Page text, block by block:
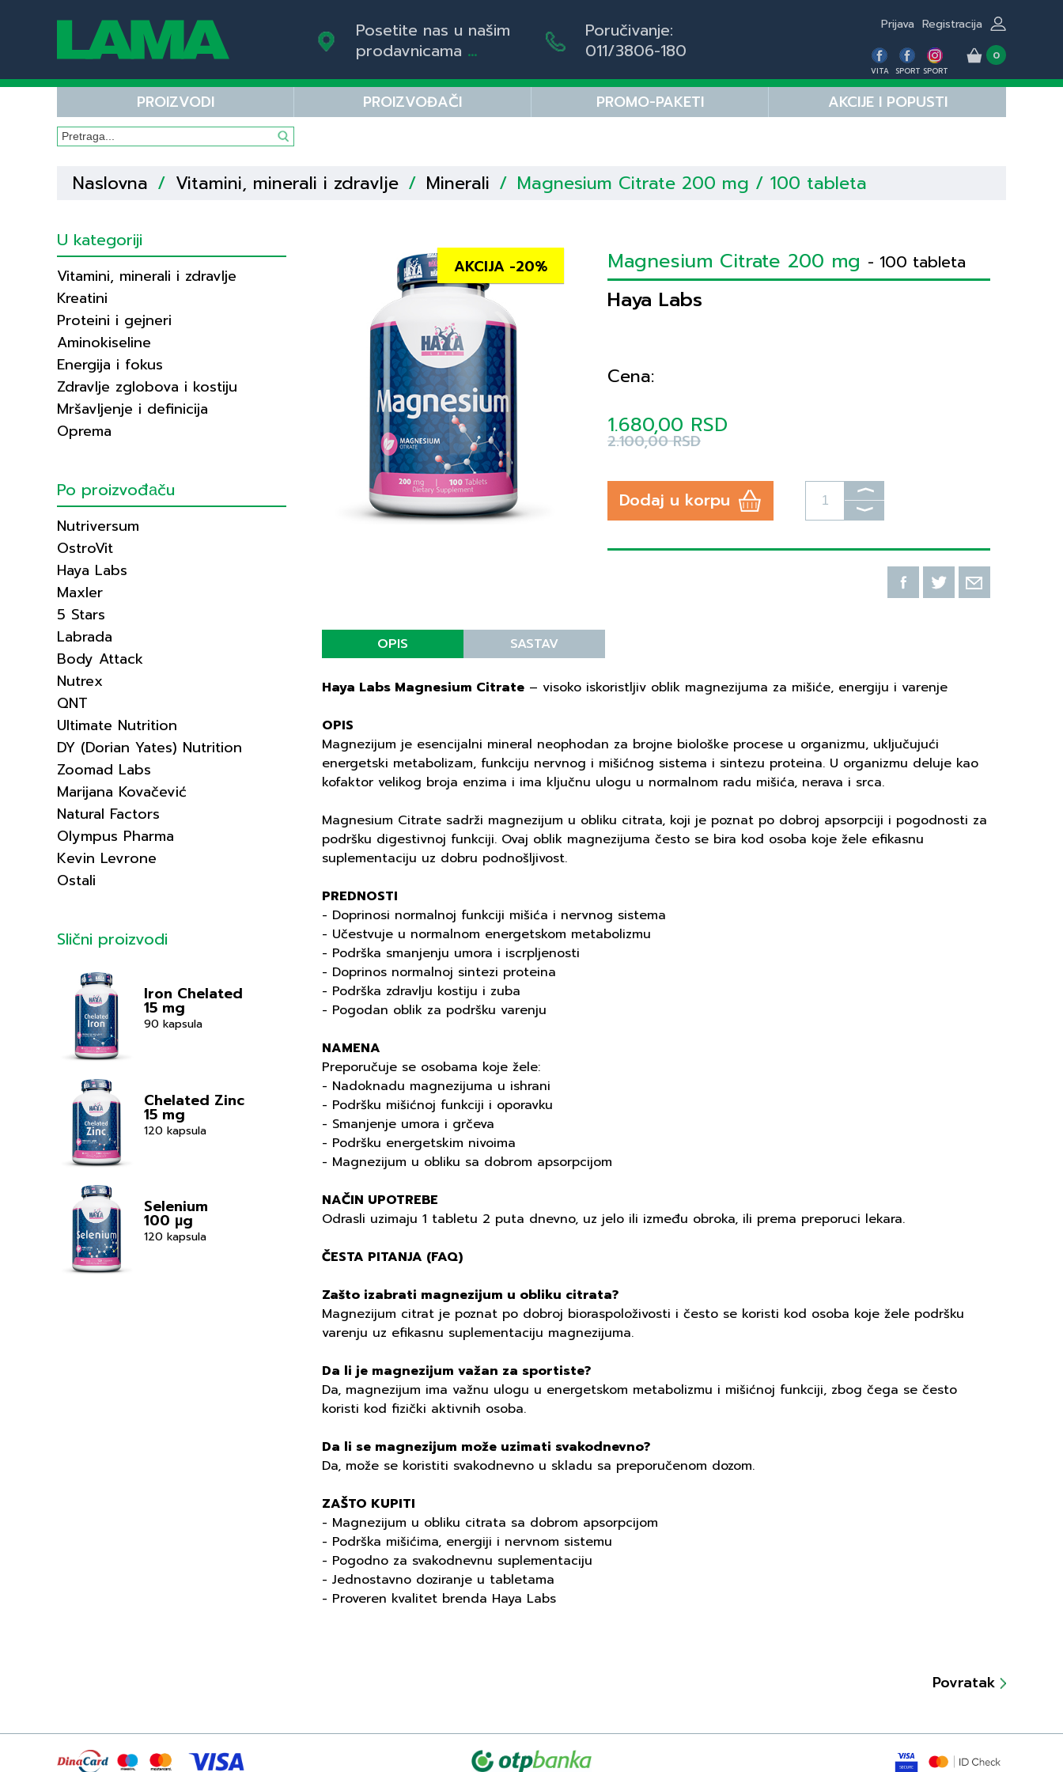
Posetite nas u našim
prodavnicama ...
Poručivanje:
011/3806-180
Registracija
Prijava
VITA SPORT SPORT
0
PROIZVODI PROIZVOĐAČI PROMO-PAKETI AKCIJE I POPUSTI
Naslovna / Vitamini, minerali i zdravlje / Minerali / Magnesium Citrate 200 mg / 100 tableta
U kategoriji
Vitamini, minerali i zdravlje
Kreatini
Proteini i gejneri
Aminokiseline
Energija i fokus
Zdravlje zglobova i kostiju
Mršavljenje i definicija
Oprema
Po proizvođаču
Nutriversum
OstroVit
Haya Labs
Maxler
5 Stars
Labrada
Body Attack
Nutrex
QNT
Ultimate Nutrition
DY (Dorian Yates) Nutrition
Zoomad Labs
Marijana Kovačević
Natural Factors
Olympus Pharma
Kevin Levrone
Ostali
Slični proizvodi
Iron Chelated
15 mg
90 kapsula
Chelated Zinc
15 mg
120 kapsula
Selenium
100 µg
120 kapsula
AKCIJA -20% Magnesium Citrate 200 mg - 100 tableta
Haya Labs
Cena:
2.100,00 RSD
1.680,00 RSD
Dodaj u korpu ⟩
⟩
OPIS SASTAV
Haya Labs Magnesium Citrate – visoko iskoristljiv oblik magnezijuma za mišiće, energiju i varenje
OPIS
Magnezijum je esencijalni mineral neophodan za brojne biološke procese u organizmu, uključujući
energetski metabolizam, funkciju nervnog i mišićnog sistema i sintezu proteina. U organizmu deluje kao
kofaktor velikog broja enzima i ima ključnu ulogu u normalnom radu mišića, nerava i srca.
Magnesium Citrate sadrži magnezijum u obliku citrata, koji je poznat po dobroj apsorpciji i pogodnosti za
podršku digestivnoj funkciji. Ovaj oblik magnezijuma često se bira kod osoba koje žele efikasnu
suplementaciju uz dobru podnošljivost.
PREDNOSTI
- Doprinosi normalnoj funkciji mišića i nervnog sistema
- Učestvuje u normalnom energetskom metabolizmu
- Podrška smanjenju umora i iscrpljenosti
- Doprinos normalnoj sintezi proteina
- Podrška zdravlju kostiju i zuba
- Pogodan oblik za podršku varenju
NAMENA
Preporučuje se osobama koje žele:
- Nadoknadu magnezijuma u ishrani
- Podršku mišićnoj funkciji i oporavku
- Smanjenje umora i grčeva
- Podršku energetskim nivoima
- Magnezijum u obliku sa dobrom apsorpcijom
NAČIN UPOTREBE
Odrasli uzimaju 1 tabletu 2 puta dnevno, uz jelo ili između obroka, ili prema preporuci lekara.
ČESTA PITANJA (FAQ)
Zašto izabrati magnezijum u obliku citrata?
Magnezijum citrat je poznat po dobroj bioraspoloživosti i često se koristi kod osoba koje žele podršku
varenju uz efikasnu suplementaciju magnezijuma.
Da li je magnezijum važan za sportiste?
Da, magnezijum ima važnu ulogu u energetskom metabolizmu i mišićnoj funkciji, zbog čega se često
koristi kod fizički aktivnih osoba.
Da li se magnezijum može uzimati svakodnevno?
Da, može se koristiti svakodnevno u skladu sa preporučenom dozom.
ZAŠTO KUPITI
- Magnezijum u obliku citrata sa dobrom apsorpcijom
- Podrška mišićima, energiji i nervnom sistemu
- Pogodno za svakodnevnu suplementaciju
- Jednostavno doziranje u tabletama
- Proveren kvalitet brenda Haya Labs
Povratak